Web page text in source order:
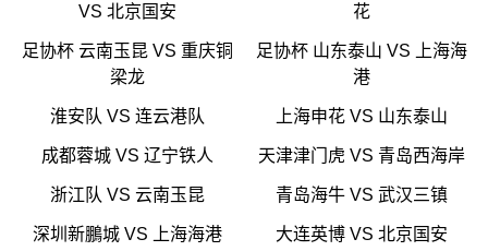
VS 北京国安
花
足协杯 云南玉昆 VS 重庆铜
梁龙
足协杯 山东泰山 VS 上海海
港
淮安队 VS 连云港队 上海申花 VS 山东泰山
成都蓉城 VS 辽宁铁人 天津津门虎 VS 青岛西海岸
浙江队 VS 云南玉昆 青岛海牛 VS 武汉三镇
深圳新鵬城 VS 上海海港 大连英博 VS 北京国安